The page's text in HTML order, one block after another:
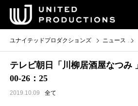
ユナイテッドプロダクションズ ニュース
テレビ朝日「川柳居酒屋なつみ
00-26：25
2019.10.09 全て